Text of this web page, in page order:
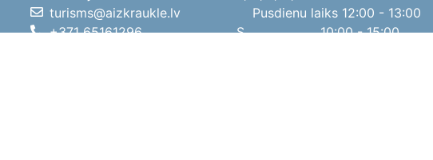
turisms@aizkraukle.lv
+371 65161296
Pusdienu laiks 12:00 - 13:00
S
10:00 - 15:00